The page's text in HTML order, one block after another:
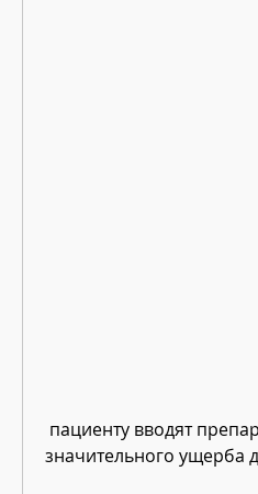
значительного ущерба